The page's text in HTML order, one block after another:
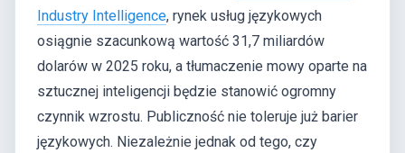
Industry Intelligence, rynek usług językowych
osiągnie szacunkową wartość 31,7 miliardów
dolarów w 2025 roku, a tłumaczenie mowy oparte na
sztucznej inteligencji będzie stanowić ogromny
czynnik wzrostu. Publiczność nie toleruje już barier
językowych. Niezależnie jednak od tego, czy